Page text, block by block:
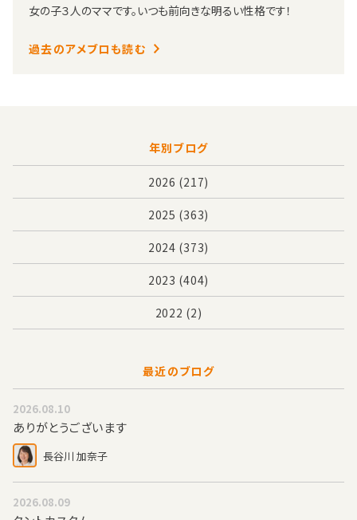
女の子３人のママです。いつも前向きな明るい性格です！
過去のアメブロも読む
年別ブログ
2026 (217)
2025 (363)
2024 (373)
2023 (404)
2022 (2)
最近のブログ
2026.08.10
ありがとうございます
長谷川 加奈子
2026.08.09